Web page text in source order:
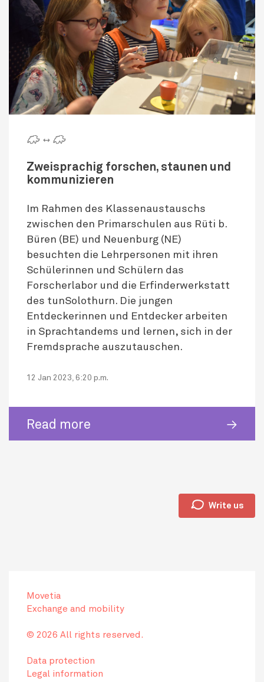
🇨 ↔ 🇨
Zweisprachig forschen, staunen und
kommunizieren
Im Rahmen des Klassenaustauschs
zwischen den Primarschulen aus Rüti b.
Büren (BE) und Neuenburg (NE)
besuchten die Lehrpersonen mit ihren
Schülerinnen und Schülern das
Forscherlabor und die Erfinderwerkstatt
des tunSolothurn. Die jungen
Entdeckerinnen und Entdecker arbeiten
in Sprachtandems und lernen, sich in der
Fremdsprache auszutauschen.
12 Jan 2023, 6:20 p.m.
Read more
🗩 Write us
Movetia
Exchange and mobility
© 2026 All rights reserved.
Data protection
Legal information